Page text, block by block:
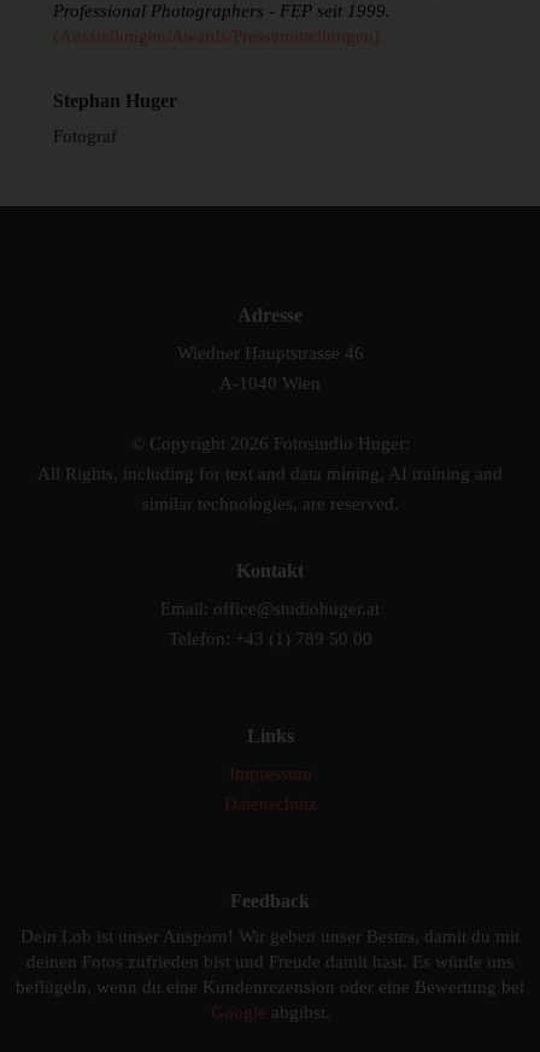
Professional Photographers - FEP seit 1999.
(Ausstellungen/Awards/Pressemitteilungen)
Stephan Huger
Fotograf
Adresse
Wiedner Hauptstrasse 46
A-1040 Wien
© Copyright 2026 Fotostudio Huger:
All Rights, including for text and data mining, AI training and
similar technologies, are reserved.
Kontakt
Email: office@studiohuger.at
Telefon: +43 (1) 789 50 00
Links
Impressum
Datenschutz
Feedback
Dein Lob ist unser Ansporn! Wir geben unser Bestes, damit du mit
deinen Fotos zufrieden bist und Freude damit hast. Es würde uns
beflügeln, wenn du eine Kundenrezension oder eine Bewertung bei
Google abgibst.